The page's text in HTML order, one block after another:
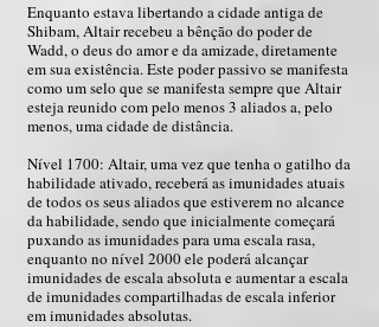
Enquanto estava libertando a cidade antiga de
Shibam, Altair recebeu a bênção do poder de
Wadd, o deus do amor e da amizade, diretamente
em sua existência. Este poder passivo se manifesta
como um selo que se manifesta sempre que Altair
esteja reunido com pelo menos 3 aliados a, pelo
menos, uma cidade de distância.
Nível 1700: Altair, uma vez que tenha o gatilho da
habilidade ativado, receberá as imunidades atuais
de todos os seus aliados que estiverem no alcance
da habilidade, sendo que inicialmente começará
puxando as imunidades para uma escala rasa,
enquanto no nível 2000 ele poderá alcançar
imunidades de escala absoluta e aumentar a escala
de imunidades compartilhadas de escala inferior
em imunidades absolutas.